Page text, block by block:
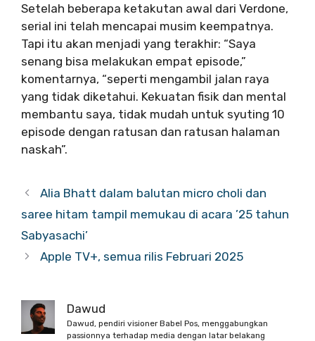
Setelah beberapa ketakutan awal dari Verdone,
serial ini telah mencapai musim keempatnya.
Tapi itu akan menjadi yang terakhir: “Saya
senang bisa melakukan empat episode,”
komentarnya, “seperti mengambil jalan raya
yang tidak diketahui. Kekuatan fisik dan mental
membantu saya, tidak mudah untuk syuting 10
episode dengan ratusan dan ratusan halaman
naskah”.
Alia Bhatt dalam balutan micro choli dan
saree hitam tampil memukau di acara ’25 tahun
Sabyasachi’
Apple TV+, semua rilis Februari 2025
Dawud
Dawud, pendiri visioner Babel Pos, menggabungkan
passionnya terhadap media dengan latar belakang